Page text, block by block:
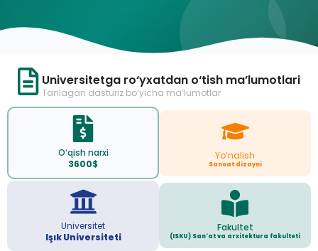
Universitetga ro‘yxatdan o‘tish ma’lumotlari
Tanlagan dasturiz bo‘yicha ma’lumotlar
O‘qish narxi
3600$
Yo‘nalish
Sanoat dizayni
Universitet
Işık Universiteti
Fakultet
(ISKU) San'at va arxitektura fakulteti